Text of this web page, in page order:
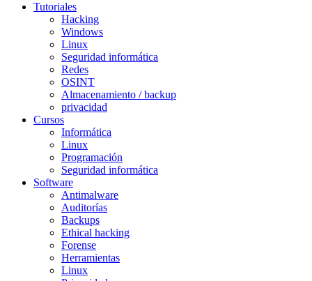
Tutoriales
Hacking
Windows
Linux
Seguridad informática
Redes
OSINT
Almacenamiento / backup
privacidad
Cursos
Informática
Linux
Programación
Seguridad informática
Software
Antimalware
Auditorías
Backups
Ethical hacking
Forense
Herramientas
Linux